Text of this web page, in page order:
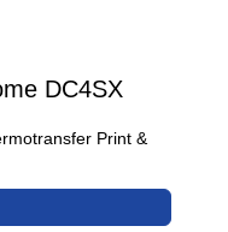
DC4SX
Print &